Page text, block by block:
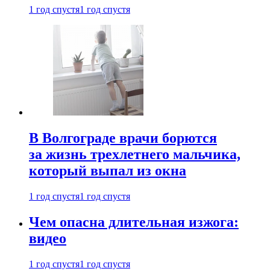
1 год спустя1 год спустя
В Волгограде врачи борются
за жизнь трехлетнего мальчика,
который выпал из окна
1 год спустя1 год спустя
Чем опасна длительная изжога:
видео
1 год спустя1 год спустя